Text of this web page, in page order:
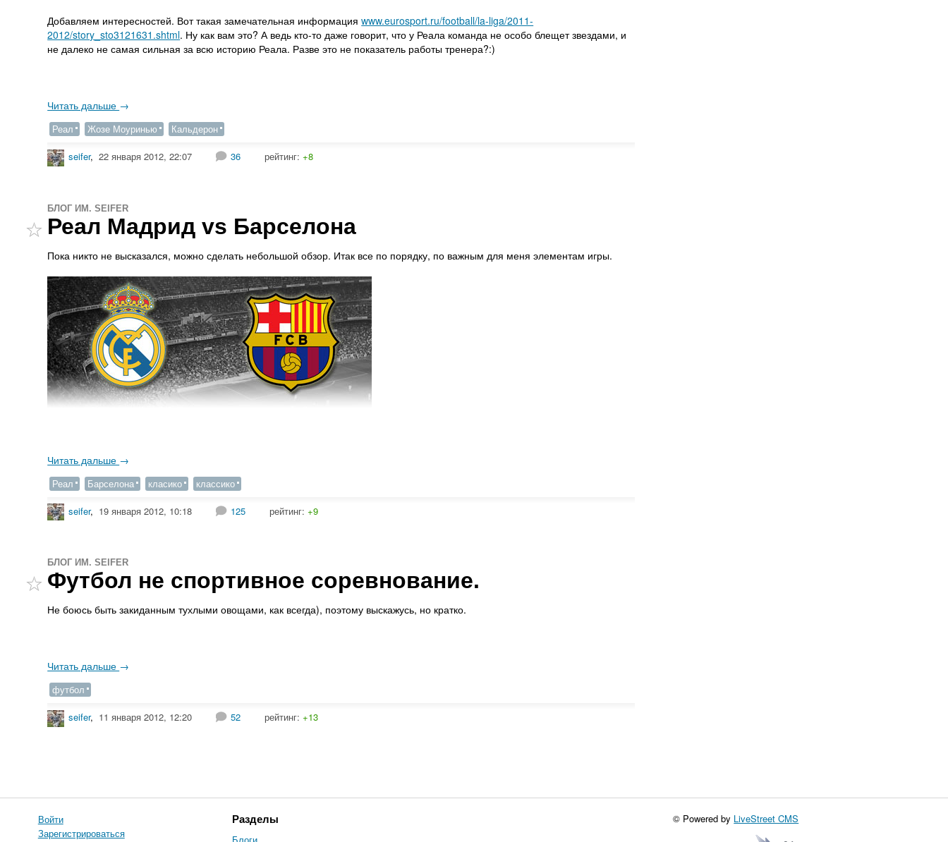
Добавляем интересностей. Вот такая замечательная информацияwww.eurosport.ru/football/la-liga/2011-
2012/story_sto3121631.shtml. Ну как вам это? А ведь кто-то даже говорит, что у Реала команда не особо блещет звездами, и
не далеко не самая сильная за всю историю Реала. Разве это не показатель работы тренера?:)
Читать дальше →
Реал Жозе Моуринью Кальдерон
seifer, 22 января 2012, 22:07 36 рейтинг:+8
БЛОГ ИМ. SEIFER
Реал Мадрид vs Барселона
Пока никто не высказался, можно сделать небольшой обзор. Итак все по порядку, по важным для меня элементам игры.
Читать дальше →
Реал Барселона класико классико
seifer, 19 января 2012, 10:18 125 рейтинг:+9
БЛОГ ИМ. SEIFER
Футбол не спортивное соревнование.
Не боюсь быть закиданным тухлыми овощами, как всегда), поэтому выскажусь, но кратко.
Читать дальше →
футбол
seifer, 11 января 2012, 12:20 52 рейтинг:+13
© Powered by LiveStreet CMS
Войти
Зарегистрироваться
Разделы